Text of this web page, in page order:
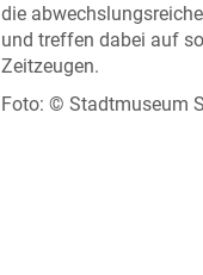
die
und treffen dabei auf
Zeitzeugen.
Foto: © Stadtmuseum